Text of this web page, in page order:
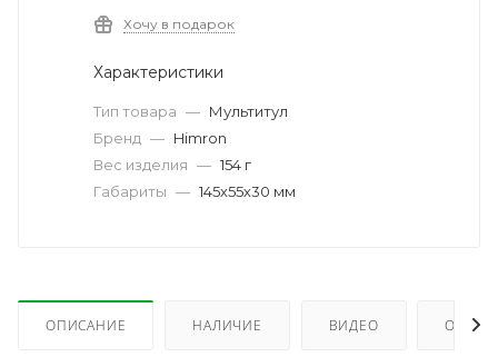
Хочу в подарок
Характеристики
Тип товара — Мультитул
Бренд — Himron
Вес изделия — 154 г
Габариты — 145х55х30 мм
ОПИСАНИЕ НАЛИЧИЕ ВИДЕО